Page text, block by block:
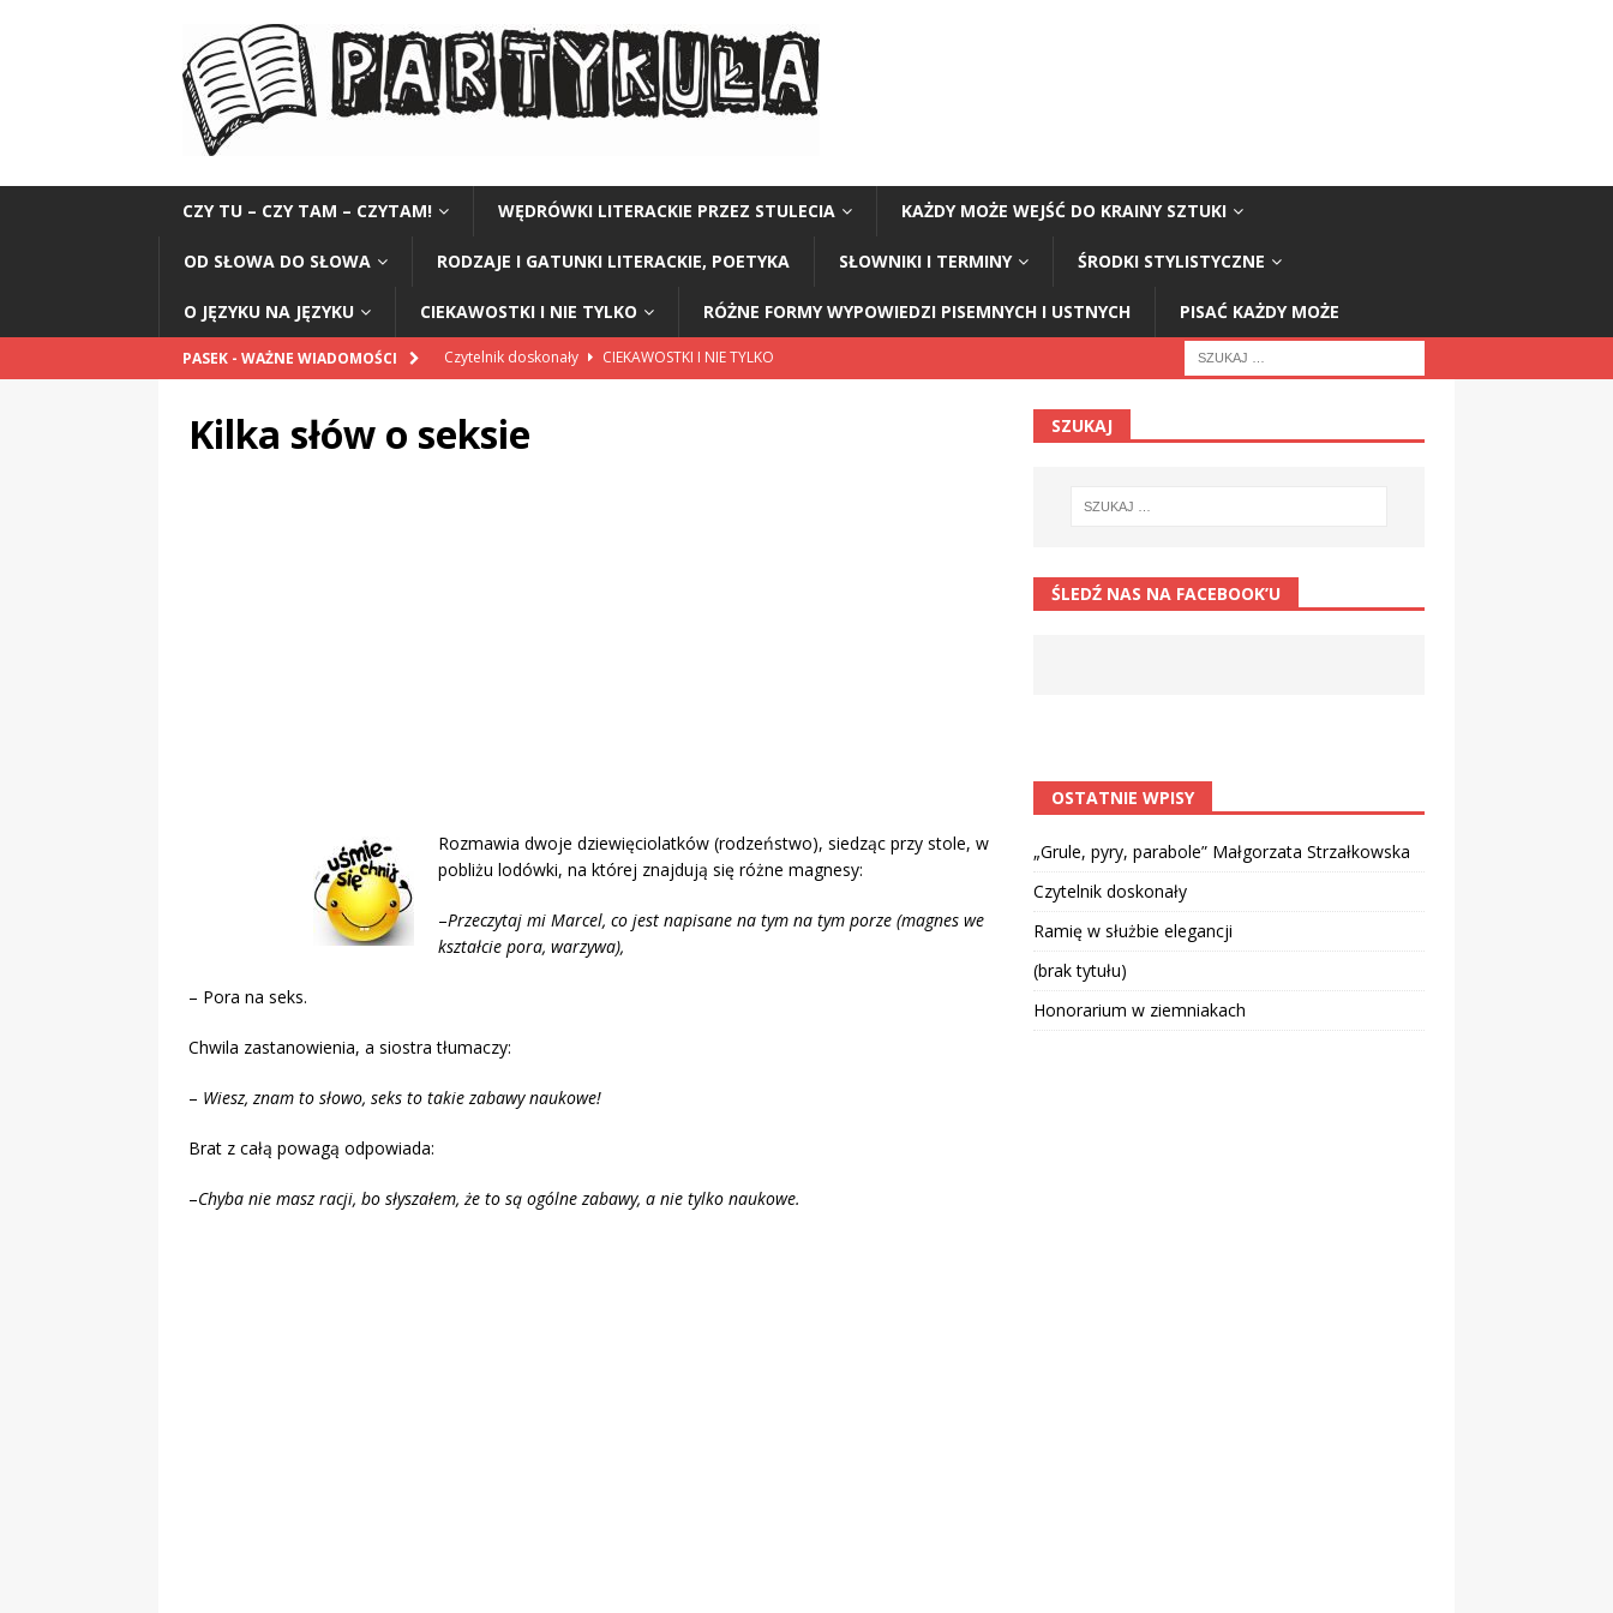
CZY TU – CZY TAM – CZYTAM! WĘDRÓWKI LITERACKIE PRZEZ STULECIA KAŻDY MOŻE WEJŚĆ DO KRAINY SZTUKI
OD SŁOWA DO SŁOWA RODZAJE I GATUNKI LITERACKIE, POETYKA SŁOWNIKI I TERMINY ŚRODKI STYLISTYCZNE
O JĘZYKU NA JĘZYKU CIEKAWOSTKI I NIE TYLKO RÓŻNE FORMY WYPOWIEDZI PISEMNYCH I USTNYCH PISAĆ KAŻDY MOŻE
PASEK - WAŻNE WIADOMOŚCI Czytelnik doskonały
CIEKAWOSTKI I NIE TYLKO
CIEKAWOSTKI I NIE TYLKO
Kilka słów o seksie
Rozmawia dwoje dziewięciolatków (rodzeństwo), siedząc przy stole, w
pobliżu lodówki, na której znajdują się różne magnesy:
–Przeczytaj mi Marcel, co jest napisane na tym na tym porze (magnes we
kształcie pora, warzywa),
– Pora na seks.
Chwila zastanowienia, a siostra tłumaczy:
– Wiesz, znam to słowo, seks to takie zabawy naukowe!
Brat z całą powagą odpowiada:
–Chyba nie masz racji, bo słyszałem, że to są ogólne zabawy, a nie tylko naukowe.
SZUKAJ
ŚLEDŹ NAS NA FACEBOOK’U
OSTATNIE WPISY
„Grule, pyry, parabole” Małgorzata Strzałkowska
Czytelnik doskonały
Ramię w służbie elegancji
(brak tytułu)
Honorarium w ziemniakach